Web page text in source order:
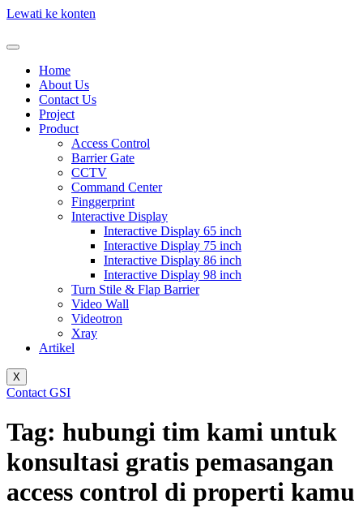
Lewati ke konten
Home
About Us
Contact Us
Project
Product
Access Control
Barrier Gate
CCTV
Command Center
Finggerprint
Interactive Display
Interactive Display 65 inch
Interactive Display 75 inch
Interactive Display 86 inch
Interactive Display 98 inch
Turn Stile & Flap Barrier
Video Wall
Videotron
Xray
Artikel
X
Contact GSI
Tag: hubungi tim kami untuk
konsultasi gratis pemasangan
access control di properti kamu